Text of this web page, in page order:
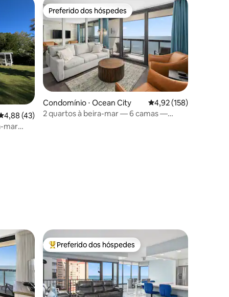
de uma avaliação média de 5, 43 avaliações
4,88 (43)
mar
Preferido dos hóspedes
Preferido dos hóspedes
Condomínio ⋅ Ocean City 4,92 de uma avaliação
4,92 (158)
2 quartos à beira-mar — 6 camas —
Entre os melhores preferidos dos hóspedes
Preferido dos hóspedes